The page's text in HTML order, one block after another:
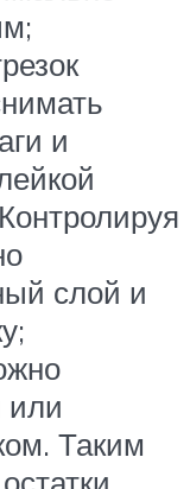
и
слой и
или
Таким